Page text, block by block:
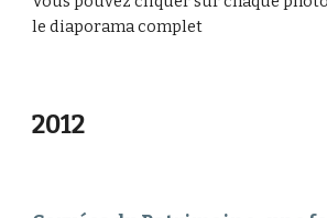
le diaporama complet
2012